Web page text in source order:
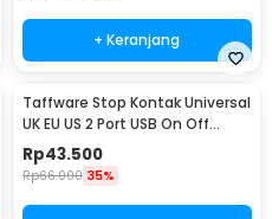
+ Keranjang
Taffware Stop Kontak Universal
UK EU US 2 Port USB On Off
Switch - LC-20
Rp43.500
Rp66.000 35%